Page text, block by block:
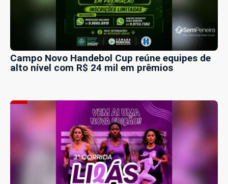
Campo Novo Handebol Cup reúne equipes de
alto nível com R$ 24 mil em prêmios